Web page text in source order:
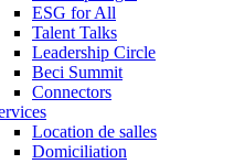
ESG for All
Talent Talks
Leadership Circle
Beci Summit
Connectors
Location de salles
Domiciliation